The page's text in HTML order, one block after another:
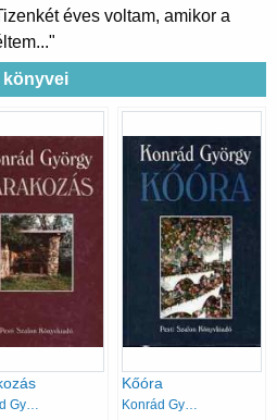
éves voltam, amikor a
könyvei
Konrád György
Kőóra
Konrád György